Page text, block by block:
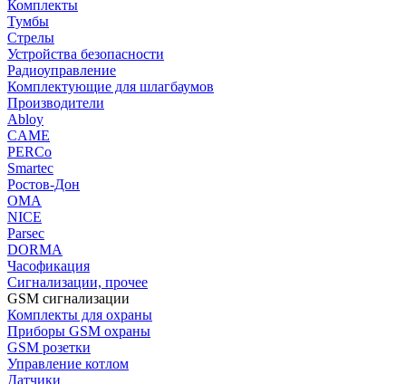
Комплекты
Тумбы
Стрелы
Устройства безопасности
Радиоуправление
Комплектующие для шлагбаумов
Производители
Abloy
CAME
PERCo
Smartec
Ростов-Дон
ОМА
NICE
Parsec
DORMA
Часофикация
Сигнализации, прочее
GSM сигнализации
Комплекты для охраны
Приборы GSM охраны
GSM розетки
Управление котлом
Датчики